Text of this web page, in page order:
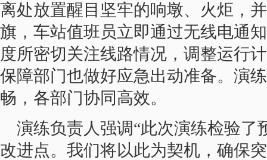
离处放置醒目坚牢的响墩、火炬，
旗，车站值班员立即通过无线电通
度所密切关注线路情况，调整运行
保障部门也做好应急出动准备。演
畅，各部门协同高效。
演练负责人强调“此次演练检验了
改进点。我们将以此为契机，确保